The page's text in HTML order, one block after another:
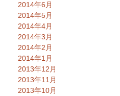
2014年6月
2014年5月
2014年4月
2014年3月
2014年2月
2014年1月
2013年12月
2013年11月
2013年10月